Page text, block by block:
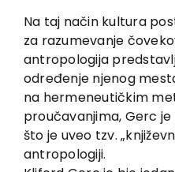
Na taj način kultura
za razumevanje
antropologija
određenje njenog
na hermeneutičkim
proučavanjima, Gerc
što je uveo tzv.
antropologiji.